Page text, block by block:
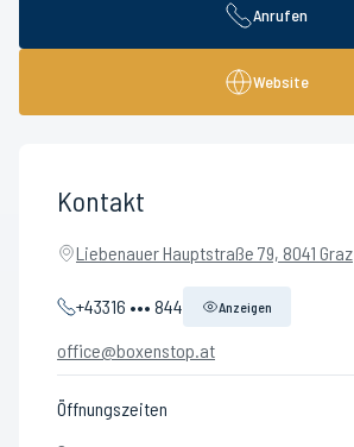
Anrufen
Website
Kontakt
Liebenauer Hauptstraße 79, 8041 Graz
+43316 ••• 844 Anzeigen
office@boxenstop.at
Öffnungszeiten